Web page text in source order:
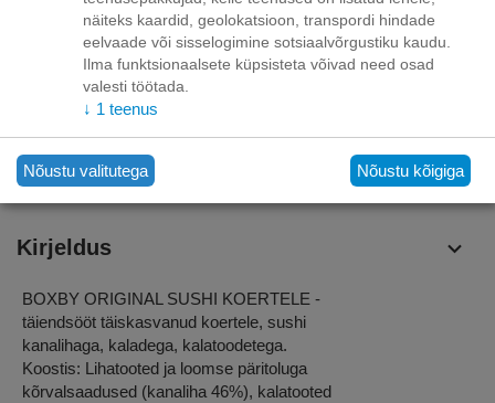
70.00 euro!
Saatmiskulud kuni 69,99 eurot:
Venipaki kullerteenus – 10.00 EUR
Unisend pakiautomaat - 3,50 eurot
Omniva pakiautomaat - 5,00 eurot
Makse
Kirjeldus
BOXBY ORIGINAL SUSHI KOERTELE -
täiendsööt täiskasvanud koertele, sushi
kanalihaga, kaladega, kalatoodetega.
Koostis: Lihatooted ja loomse päritoluga
kõrvalsaadused (kanaliha 46%), kalatooted
näiteks kaardid, geolokatsioon, transpordi hindade
eelvaade või sisselogimine sotsiaalvõrgustiku kaudu.
Ilma funktsionaalsete küpsisteta võivad need osad
valesti töötada.
↓ 1 teenus
Nõustu valitutega Nõustu kõigiga